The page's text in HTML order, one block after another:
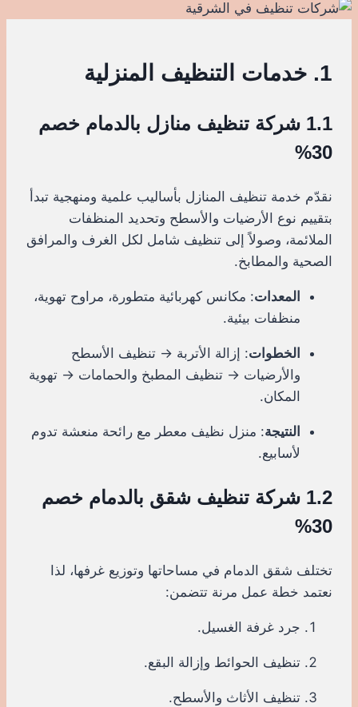
1. خدمات التنظيف المنزلية
1.1 شركة تنظيف منازل بالدمام خصم
30%
نقدّم خدمة تنظيف المنازل بأساليب علمية ومنهجية تبدأ
بتقييم نوع الأرضيات والأسطح وتحديد المنظفات
الملائمة، وصولاً إلى تنظيف شامل لكل الغرف والمرافق
الصحية والمطابخ.
المعدات: مكانس كهربائية متطورة، مراوح تهوية،
منظفات بيئية.
الخطوات: إزالة الأتربة → تنظيف الأسطح
والأرضيات → تنظيف المطبخ والحمامات → تهوية
المكان.
النتيجة: منزل نظيف معطر مع رائحة منعشة تدوم
لأسابيع.
1.2 شركة تنظيف شقق بالدمام خصم
30%
تختلف شقق الدمام في مساحاتها وتوزيع غرفها، لذا
نعتمد خطة عمل مرنة تتضمن:
جرد غرفة الغسيل.
تنظيف الحوائط وإزالة البقع.
تنظيف الأثاث والأسطح.